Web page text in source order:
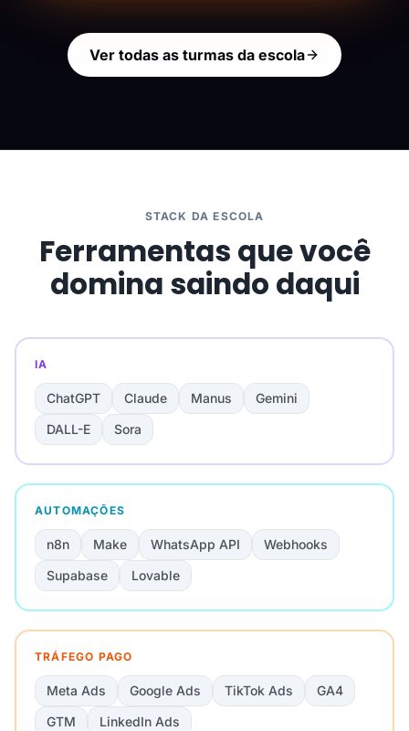
Ver todas as turmas da escola
STACK DA ESCOLA
Ferramentas que você
domina saindo daqui
IA
ChatGPT Claude Manus
Gemini
DALL-E
Sora
AUTOMAÇÕES
n8n Make WhatsApp API
Webhooks
Supabase
Lovable
TRÁFEGO PAGO
Meta Ads Google Ads TikTok Ads
GA4
GTM
LinkedIn Ads